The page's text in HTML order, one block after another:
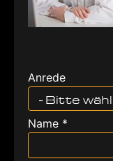
Anrede
- Bitte
Name *